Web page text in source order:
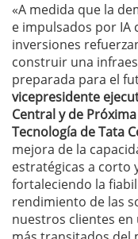
«A medida que la
e impulsados por IA
inversiones
construir una
preparada para el
vicepresidente
Central y de
Tecnología de Tata
mejora de la
estratégicas a corto
fortaleciendo la
rendimiento de las
nuestros clientes